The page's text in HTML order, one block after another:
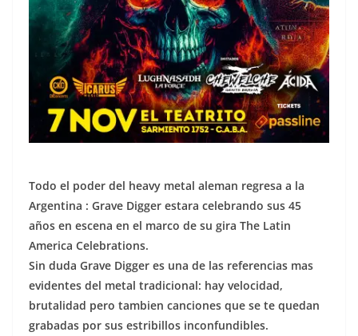
Todo el poder del heavy metal aleman regresa a la
Argentina : Grave Digger estara celebrando sus 45
años en escena en el marco de su gira The Latin
America Celebrations.
Sin duda Grave Digger es una de las referencias mas
evidentes del metal tradicional: hay velocidad,
brutalidad pero tambien canciones que se te quedan
grabadas por sus estribillos inconfundibles.